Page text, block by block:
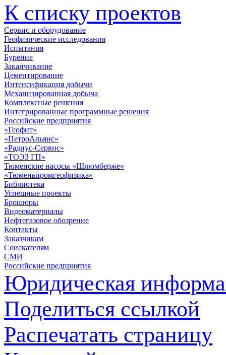
К списку проектов
Сервис и оборудование
Геофизические исследования
Испытания
Бурение
Заканчивание
Цементирование
Интенсификация добычи
Механизированная добыча
Комплексные решения
Интегрированные программные решения
Российские предприятия
«Геофит»
«ПетроАльянс»
«Радиус-Сервис»
«ТОЭЗ ГП»
Тюменские насосы «Шлюмберже»
«Тюменьпромгеофизика»
Библиотека
Успешные проекты
Брошюры
Видеоматериалы
Нефтегазовое обозрение
Контакты
Заказчикам
Соискателям
СМИ
Российские предприятия
Юридическая
Поделиться ссылкой
Распечатать страницу